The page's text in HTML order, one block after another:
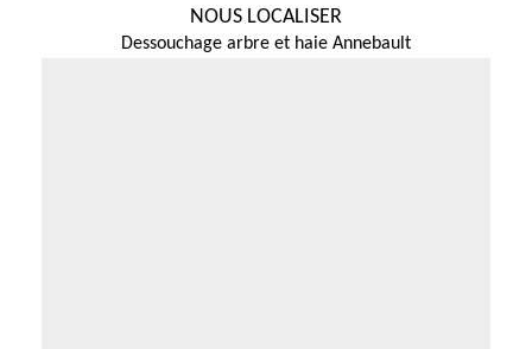
NOUS LOCALISER
Dessouchage arbre et haie Annebault